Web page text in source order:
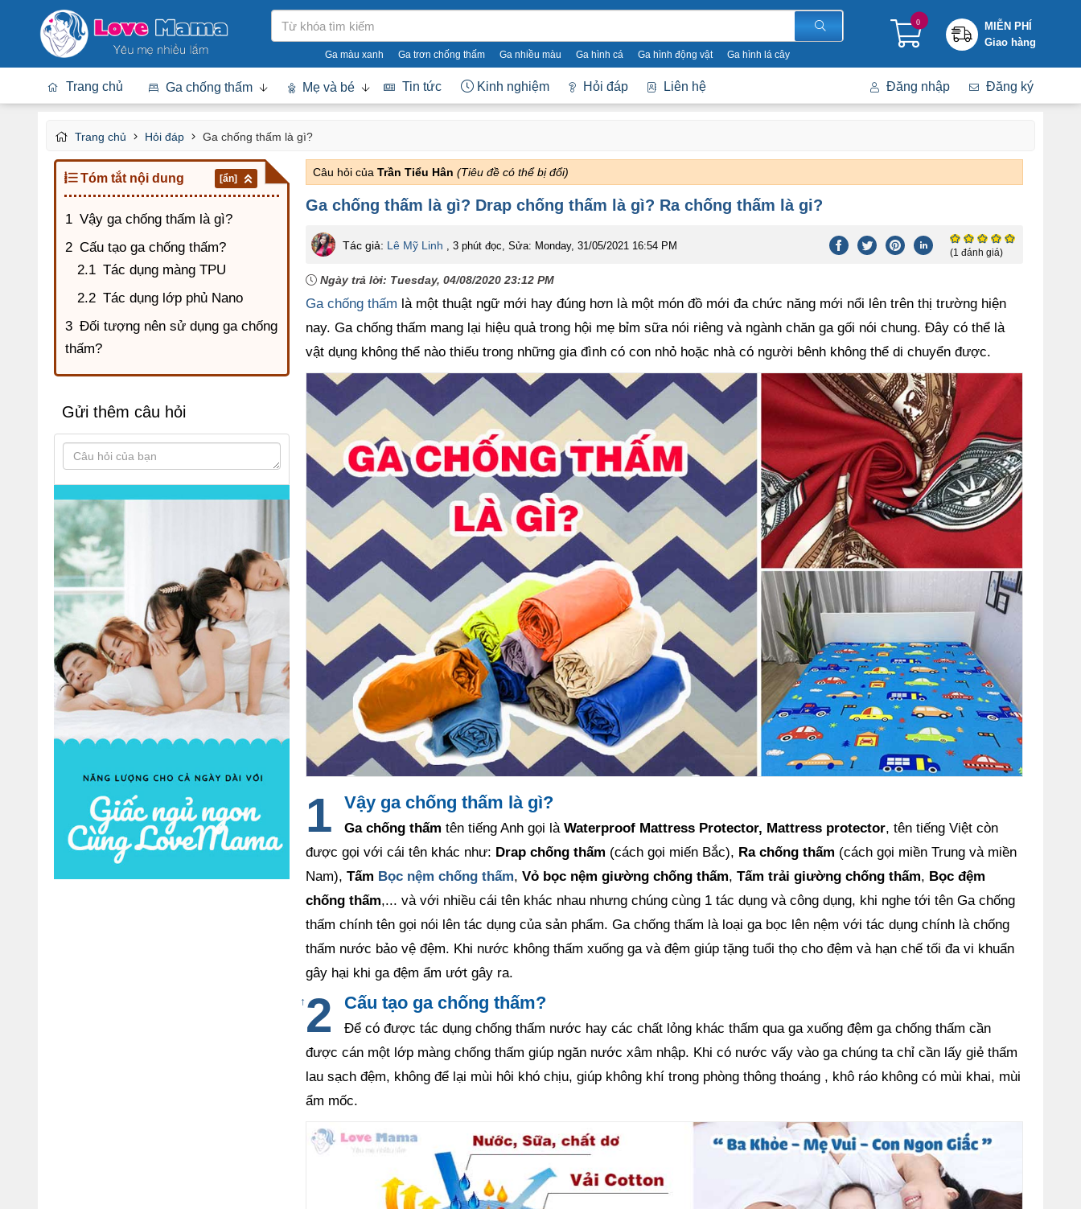
kiếm
Ga màu xanh Ga trơn chống thấm Ga nhiều màu Ga hình cá Ga hình động vật Ga hình lá cây
0
MIỄN PHÍ
Giao hàng
Trang chủ Ga chống thấm Mẹ và bé Tin tức Kinh nghiệm Hỏi đáp Liên hệ Đăng ký
Đăng nhập
Trang chủ Hỏi đáp Ga chống thấm là gì?
Tóm tắt nội dung [ẩn]
Vậy ga chống thấm là gì?
Cấu tạo ga chống thấm?
Tác dụng màng TPU
Tác dụng lớp phủ Nano
Đối tượng nên sử dụng ga chống
thấm?
Gửi thêm câu hỏi
Câu hỏi của Trần Tiểu Hân (Tiêu đề có thể bị đổi)
Ga chống thấm là gì? Drap chống thấm là gì? Ra chống thấm là gi?
Tác giả: Lê Mỹ Linh , 3 phút đọc, Sửa: Monday, 31/05/2021 16:54 PM
(1 đánh giá)
Ngày trả lời: Tuesday, 04/08/2020 23:12 PM
Ga chống thấm là một thuật ngữ mới hay đúng hơn là một món đồ mới đa chức năng mới nổi lên trên thị trường hiện
nay. Ga chống thấm mang lại hiệu quả trong hội mẹ bỉm sữa nói riêng và ngành chăn ga gối nói chung. Đây có thể là
vật dụng không thể nào thiếu trong những gia đình có con nhỏ hoặc nhà có người bênh không thể di chuyển được.
Vậy ga chống thấm là gì?
Ga chống thấm tên tiếng Anh gọi là Waterproof Mattress Protector, Mattress protector, tên tiếng Việt còn
được gọi với cái tên khác như: Drap chống thấm (cách gọi miến Bắc), Ra chống thấm (cách gọi miền Trung và miền
Nam), Tấm Bọc nệm chống thấm, Vỏ bọc nệm giường chống thấm, Tấm trải giường chống thấm, Bọc đệm
chống thấm,... và với nhiều cái tên khác nhau nhưng chúng cùng 1 tác dụng và công dụng, khi nghe tới tên Ga chống
thấm chính tên gọi nói lên tác dụng của sản phẩm. Ga chống thấm là loại ga bọc lên nệm với tác dụng chính là chống
thấm nước bảo vệ đệm. Khi nước không thấm xuống ga và đệm giúp tặng tuổi thọ cho đệm và hạn chế tối đa vi khuẩn
gây hại khi ga đệm ẩm ướt gây ra.
↑ Cấu tạo ga chống thấm?
Để có được tác dụng chống thấm nước hay các chất lỏng khác thấm qua ga xuống đệm ga chống thấm cần
được cán một lớp màng chống thấm giúp ngăn nước xâm nhập. Khi có nước vấy vào ga chúng ta chỉ cần lấy giẻ thấm
lau sạch đệm, không để lại mùi hôi khó chịu, giúp không khí trong phòng thông thoáng , khô ráo không có mùi khai, mùi
ẩm mốc.